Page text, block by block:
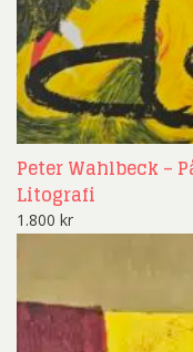
Peter Wahlbeck –
Litografi
1.800 kr